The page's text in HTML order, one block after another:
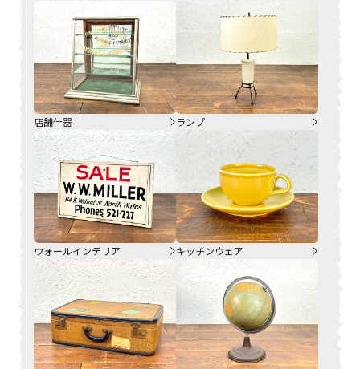
店舗什器 ランプ
ウォールインテリア キッチンウェア